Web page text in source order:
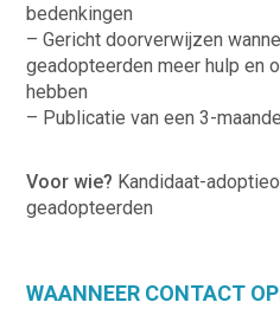
bedenkingen
– Gericht doorverwijzen
geadopteerden meer hulp en
hebben
– Publicatie van een 3-
Voor wie? Kandidaat-
geadopteerden
WAANNEER CONTACT